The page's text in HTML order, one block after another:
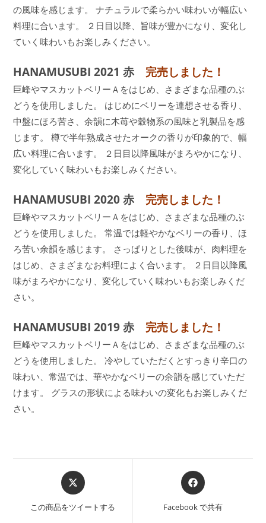
の風味を感じます。 ナチュラルで柔らかい味わいが幅広い
料理に合います。 ２日目以降、旨味が豊かになり、変化し
ていく味わいもお楽しみください。
HANAMUSUBI 2021 赤 完売しました！
巨峰やマスカットベリーＡをはじめ、さまざまな品種のぶ
どうを使用しました。 はじめにベリーを連想させる香り、
中盤にほろ苦さ、余韻に木苺や穀物系の風味と乳製品を感
じます。 樽で半年熟成させたオークの香りが印象的で、幅
広い料理に合います。 ２日目以降風味がまろやかになり、
変化していく味わいもお楽しみください。
HANAMUSUBI 2020 赤 完売しました！
巨峰やマスカットベリーＡをはじめ、さまざまな品種のぶ
どうを使用しました。 常温では軽やかなベリーの香り、ほ
ろ苦い余韻を感じます。 さっぱりとした後味が、肉料理を
はじめ、さまざまなお料理によく合います。 ２日目以降風
味がまろやかになり、変化していく味わいもお楽しみくだ
さい。
HANAMUSUBI 2019 赤 完売しました！
巨峰やマスカットベリーＡをはじめ、さまざまな品種のぶ
どうを使用しました。 冷やしていただくとすっきり辛口の
味わい、常温では、華やかなベリーの余韻を感じていただ
けます。 グラスの形状による味わいの変化もお楽しみくだ
さい。
この商品をツイートする Facebook で共有